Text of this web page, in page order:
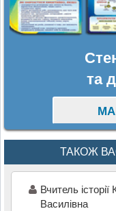
та
ТАКОЖ
Вчитель
Василівна